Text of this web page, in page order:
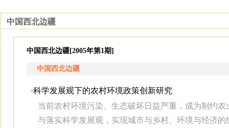
中国西北边疆
中国西北边疆[2005年第1期]
中国西北边疆
·科学发展观下的农村环境政策创新研究
当前农村环境污染、生态破坏日益严重，成为制约
与落实科学发展观，实现城市与乡村、环境与经济